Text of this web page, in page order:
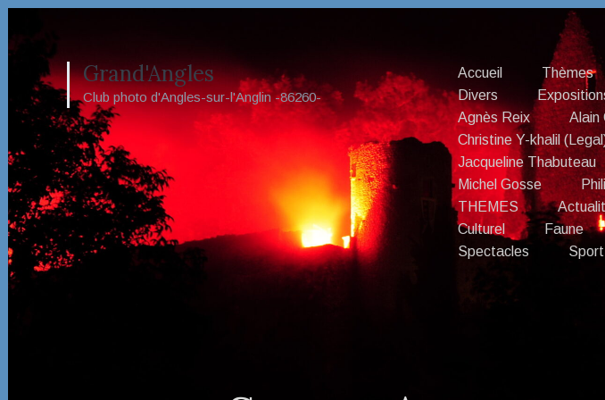
Grand'Angles
Club photo d'Angles-sur-l'Anglin -86260-
Accueil Thèmes
Divers
Agnès Reix
Alain
Christine Y-khalil
Jacqueline Thabuteau
Michel Gosse
THEMES
Culturel
Faune
Spectacles
Sport